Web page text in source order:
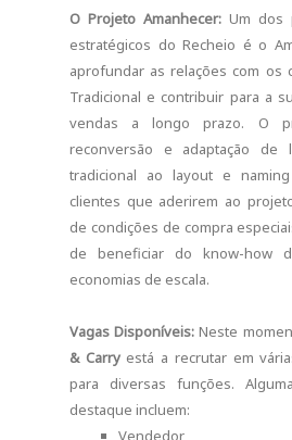
O Projeto Amanhecer: Um dos
estratégicos do Recheio é o
aprofundar as relações com os
Tradicional e contribuir para a
vendas a longo prazo. O
reconversão e adaptação de
tradicional ao layout e
clientes que aderirem ao
de condições de compra
de beneficiar do know-how
economias de escala.
Vagas Disponíveis: Neste
& Carryestá a recrutar em
para diversas funções.
destaque incluem:
Vendedor,